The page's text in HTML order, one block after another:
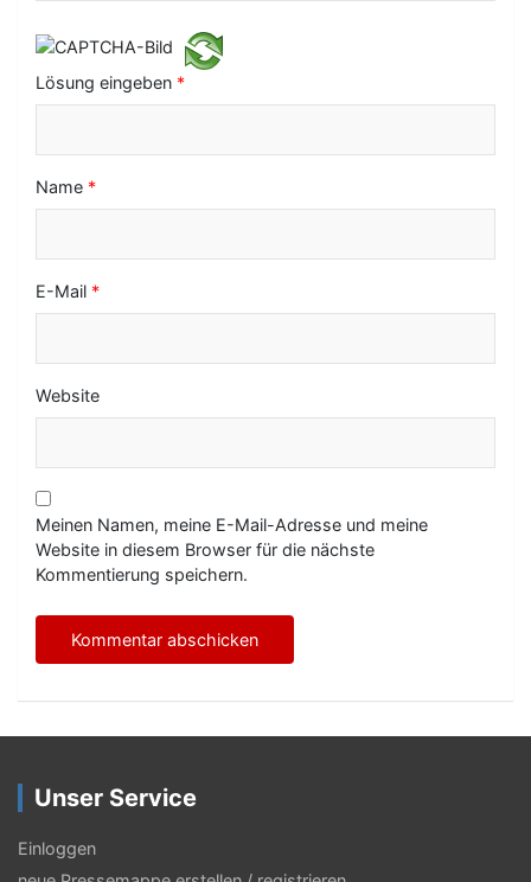
o
n
Lösung eingeben *
Name *
E-Mail *
Website
Meinen Namen, meine E-Mail-Adresse und meine
Website in diesem Browser für die nächste
Kommentierung speichern.
Unser Service
Einloggen